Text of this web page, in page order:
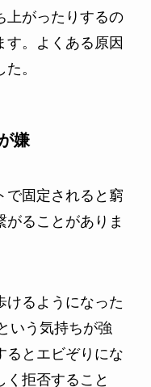
上がったりするの
す。よくある原因
。
嫌
で固定されると窮
がることがありま
けるようになった
いう気持ちが強
るとエビぞりにな
く拒否すること